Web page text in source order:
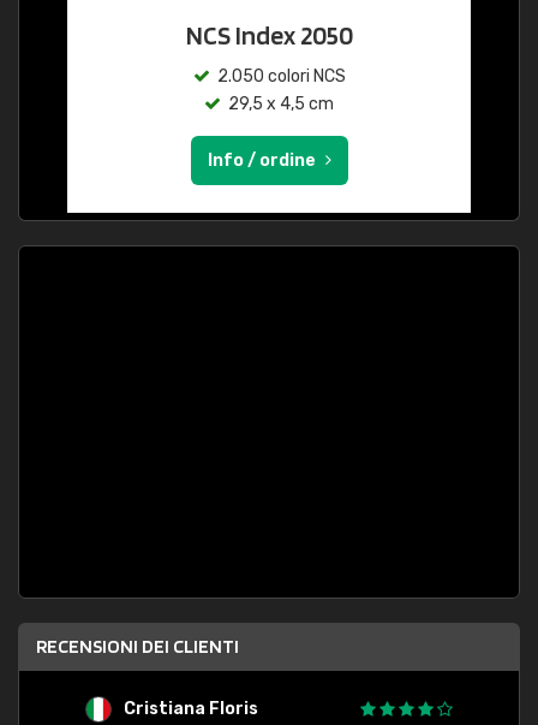
NCS Index 2050
2.050 colori NCS
29,5 x 4,5 cm
Info / ordine
RECENSIONI DEI CLIENTI
Cristiana Floris